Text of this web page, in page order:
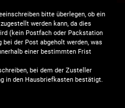
bitte überlegen, ob ein
werden kann, da dies
(kein Postfach oder Packstation
der Post abgeholt werden, was
einer bestimmten Frist
bei dem der Zusteller
in den Hausbriefkasten bestätigt.